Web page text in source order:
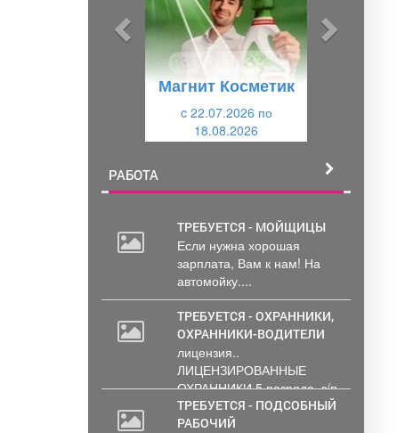
Магнит Косметик
c 22.07.2026 по
18.08.2026
РАБОТА
ТРЕБУЕТСЯ - МОЙЩИЦЫ
Если нужна хорошая
зарплата, Вам к нам! На
автомойку....
ТРЕБУЕТСЯ - ОХРАННИКИ,
ОХРАННИКИ-ВОДИТЕЛИ
лицензия..
ЛИЦЕНЗИРОВАННЫЕ
ОХРАННИКИ 5 разряда, з/п
от 33000 руб. 6...
ТРЕБУЕТСЯ - ПОДСОБНЫЙ
РАБОЧИЙ